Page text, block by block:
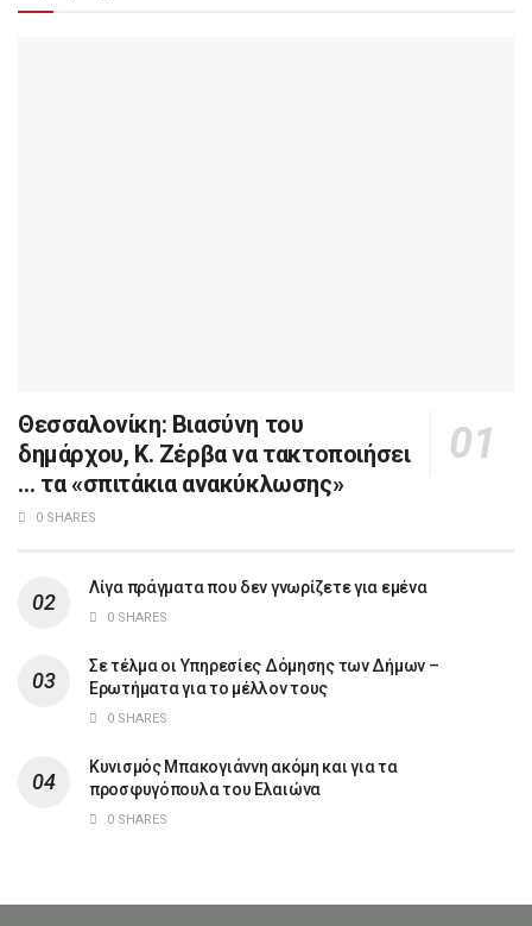
Θεσσαλονίκη: Βιασύνη του
δημάρχου, Κ. Ζέρβα να τακτοποιήσει
… τα «σπιτάκια ανακύκλωσης»
0 SHARES
Λίγα πράγματα που δεν γνωρίζετε για εμένα
0 SHARES
Σε τέλμα οι Υπηρεσίες Δόμησης των Δήμων –
Ερωτήματα για το μέλλον τους
0 SHARES
Κυνισμός Μπακογιάννη ακόμη και για τα
προσφυγόπουλα του Ελαιώνα
0 SHARES